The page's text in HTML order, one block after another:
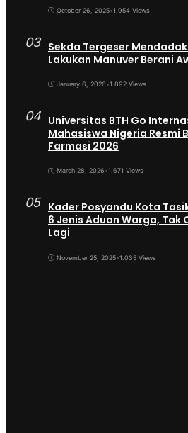
October 26, 2025•1.954 Views
03 Sekda Tergeser
Lakukan Manuver Berani
January 6, 2026•1.892 Views
04 Universitas BTH Go
Mahasiswa Nigeria Resmi
Farmasi 2026
March 28, 2026•1.671 Views
05 Kader Posyandu Kota
6 Jenis Aduan Warga, Tak
Lagi
November 25, 2025•1.035 Views